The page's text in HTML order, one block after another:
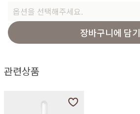
옵션을 선택해주세요.
장바구니에 담기
관련상품